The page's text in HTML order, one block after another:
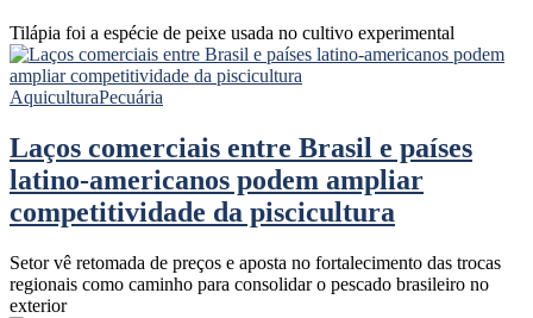
Tilápia foi a espécie de peixe usada no cultivo experimental
AquiculturaPecuária
Laços comerciais entre Brasil e países
latino-americanos podem ampliar
competitividade da piscicultura
Setor vê retomada de preços e aposta no fortalecimento das trocas
regionais como caminho para consolidar o pescado brasileiro no
exterior